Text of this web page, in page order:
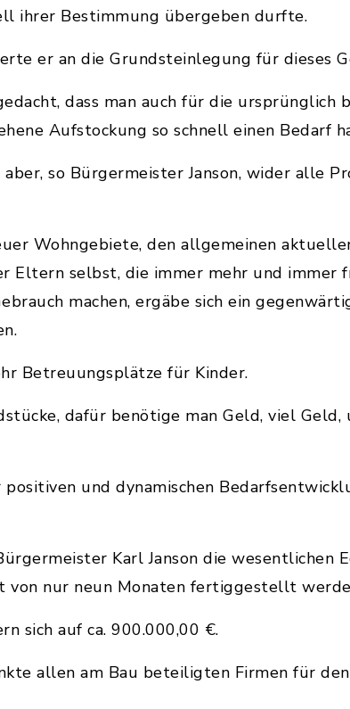
ihrer Bestimmung übergeben durfte.
er an die Grundsteinlegung für dieses
dass man auch für die ursprünglich
Aufstockung so schnell einen Bedarf
so Bürgermeister Janson, wider alle
Wohngebiete, den allgemeinen
Eltern selbst, die immer mehr und immer
machen, ergäbe sich ein
Betreuungsplätze für Kinder.
dafür benötige man Geld, viel
positiven und dynamischen
Karl Janson die wesentlichen
von nur neun Monaten fertiggestellt
sich auf ca. 900.000,00 €.
allen am Bau beteiligten Firmen für